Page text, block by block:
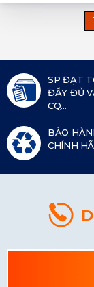
SP ĐẠT
ĐẦY ĐỦ
CQ...
BẢO
CHÍNH